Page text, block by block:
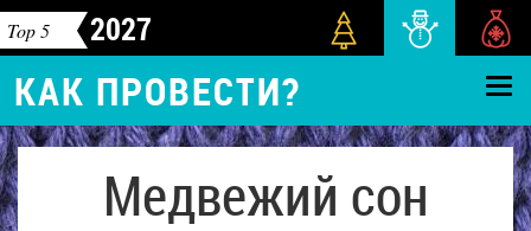
Top 5 2027
КАК ПРОВЕСТИ?
Медвежий сон